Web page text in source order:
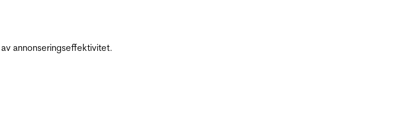
annonseringseffektivitet.